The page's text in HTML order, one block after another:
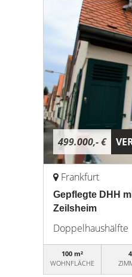
499.000,- €
Frankfurt
Gepflegte DHH
Zeilsheim
Doppelhaushälfte
100 m²
WOHNFLÄCHE
4